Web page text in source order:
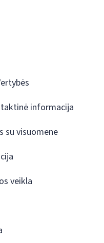
informacija
su visuomene
veikla